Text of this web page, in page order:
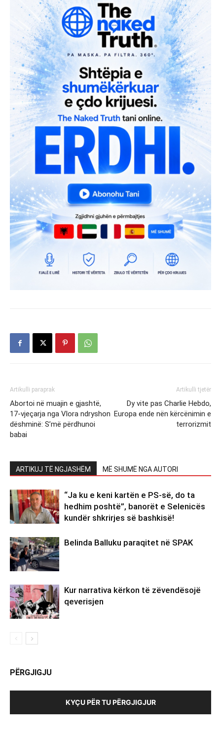
Artikulli paraprak
Abortoi në muajin e gjashtë,
17-vjeçarja nga Vlora ndryshon
dëshminë: S’më përdhunoi
babai
Artikulli tjetër
Dy vite pas Charlie Hebdo,
Europa ende nën kërcënimin e
terrorizmit
ARTIKUJ TË NGJASHËM MË SHUMË NGA AUTORI
“Ja ku e keni kartën e PS-së, do ta
hedhim poshtë”, banorët e Selenicës
kundër shkrirjes së bashkisë!
Belinda Balluku paraqitet në SPAK
Kur narrativa kërkon të zëvendësojë
qeverisjen
PËRGJIGJU
KYÇU PËR TU PËRGJIGJUR